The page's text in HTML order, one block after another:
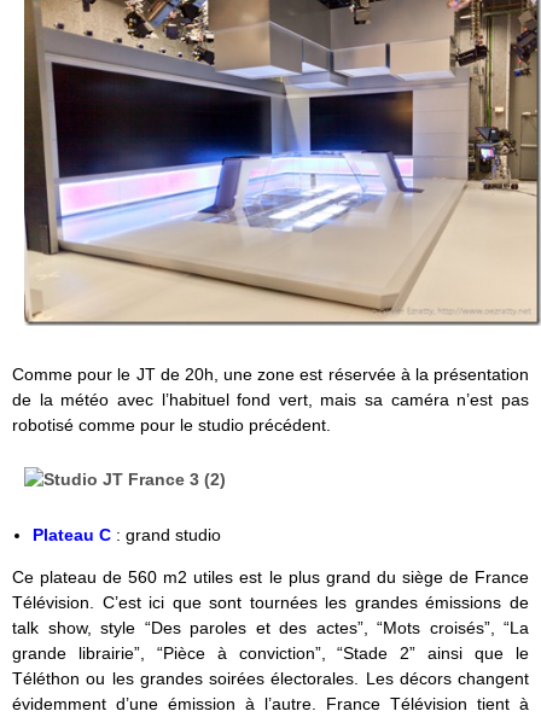
Comme pour le JT de 20h, une zone est réservée à la présentation
de la météo avec l’habituel fond vert, mais sa caméra n’est pas
robotisé comme pour le studio précédent.
Plateau C: grand studio
Ce plateau de 560 m2 utiles est le plus grand du siège de France
Télévision. C’est ici que sont tournées les grandes émissions de
talk show, style “Des paroles et des actes”, “Mots croisés”, “La
grande librairie”, “Pièce à conviction”, “Stade 2” ainsi que le
Téléthon ou les grandes soirées électorales. Les décors changent
évidemment d’une émission à l’autre. France Télévision tient à